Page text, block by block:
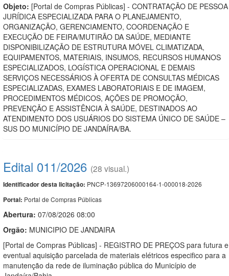
Objeto: [Portal de Compras Públicas] - CONTRATAÇÃO DE PESSOA
JURÍDICA ESPECIALIZADA PARA O PLANEJAMENTO,
ORGANIZAÇÃO, GERENCIAMENTO, COORDENAÇÃO E
EXECUÇÃO DE FEIRA/MUTIRÃO DA SAÚDE, MEDIANTE
DISPONIBILIZAÇÃO DE ESTRUTURA MÓVEL CLIMATIZADA,
EQUIPAMENTOS, MATERIAIS, INSUMOS, RECURSOS HUMANOS
ESPECIALIZADOS, LOGÍSTICA OPERACIONAL E DEMAIS
SERVIÇOS NECESSÁRIOS À OFERTA DE CONSULTAS MÉDICAS
ESPECIALIZADAS, EXAMES LABORATORIAIS E DE IMAGEM,
PROCEDIMENTOS MÉDICOS, AÇÕES DE PROMOÇÃO,
PREVENÇÃO E ASSISTÊNCIA À SAÚDE, DESTINADOS AO
ATENDIMENTO DOS USUÁRIOS DO SISTEMA ÚNICO DE SAÚDE –
SUS DO MUNICÍPIO DE JANDAÍRA/BA.
Edital 011/2026 (28 visual.)
Identificador desta licitação: PNCP-13697206000164-1-000018-2026
Portal: Portal de Compras Públicas
Abertura: 07/08/2026 08:00
Orgão: MUNICIPIO DE JANDAIRA
[Portal de Compras Públicas] - REGISTRO DE PREÇOS para futura e
eventual aquisição parcelada de materiais elétricos especifico para a
manutenção da rede de iluminação pública do Município de